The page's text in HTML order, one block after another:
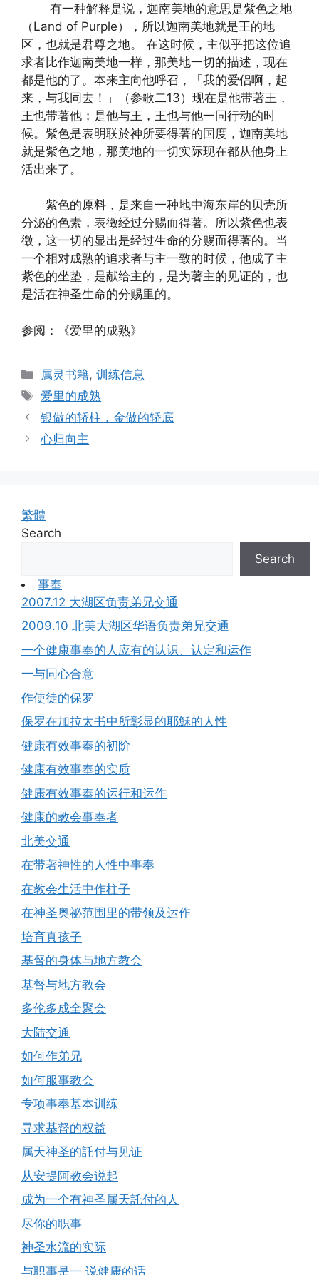
有一种解释是说，迦南美地的意思是紫色之地
（Land of Purple），所以迦南美地就是王的地
区，也就是君尊之地。 在这时候，主似乎把这位追
求者比作迦南美地一样，那美地一切的描述，现在
都是他的了。本来主向他呼召，「我的爱侣啊，起
来，与我同去！」（参歌二13）现在是他带著王，
王也带著他；是他与王，王也与他一同行动的时
候。紫色是表明联於神所要得著的国度，迦南美地
就是紫色之地，那美地的一切实际现在都从他身上
活出来了。
紫色的原料，是来自一种地中海东岸的贝壳所
分泌的色素，表徵经过分赐而得著。所以紫色也表
徵，这一切的显出是经过生命的分赐而得著的。当
一个相对成熟的追求者与主一致的时候，他成了主
紫色的坐垫，是献给主的，是为著主的见证的，也
是活在神圣生命的分赐里的。
参阅：《爱里的成熟》
Categories
属灵书籍,训练信息
Tags
爱里的成熟
银做的轿柱，金做的轿底
心归向主
繁體
Search
Search
事奉
2007.12 大湖区负责弟兄交通
2009.10 北美大湖区华语负责弟兄交通
一个健康事奉的人应有的认识、认定和运作
一与同心合意
作使徒的保罗
保罗在加拉太书中所彰显的耶穌的人性
健康有效事奉的初阶
健康有效事奉的实质
健康有效事奉的运行和运作
健康的教会事奉者
北美交通
在带著神性的人性中事奉
在教会生活中作柱子
在神圣奥祕范围里的带领及运作
培育真孩子
基督的身体与地方教会
基督与地方教会
多伦多成全聚会
大陆交通
如何作弟兄
如何服事教会
专项事奉基本训练
寻求基督的权益
属天神圣的託付与见证
从安提阿教会说起
成为一个有神圣属天託付的人
尽你的职事
神圣水流的实际
与职事是一 说健康的话